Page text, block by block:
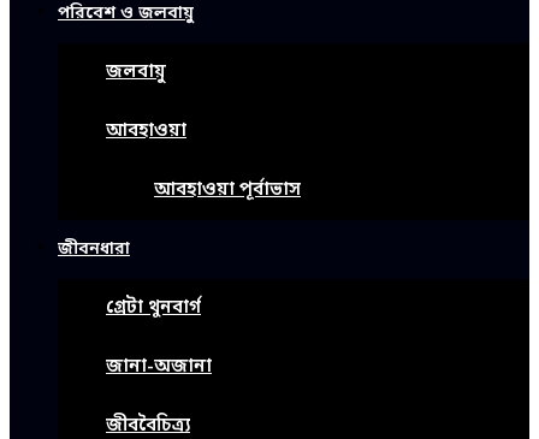
পরিবেশ ও জলবায়ু
জলবায়ু
আবহাওয়া
আবহাওয়া পূর্বাভাস
জীবনধারা
গ্রেটা থুনবার্গ
জানা-অজানা
জীববৈচিত্র্য